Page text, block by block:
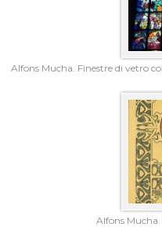
Alfons Mucha. Finestre di vetro
Alfons